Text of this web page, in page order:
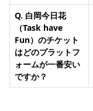
Q. 白岡今日花
（Task have
Fun）のチケット
はどのプラットフ
ォームが一番安い
ですか？